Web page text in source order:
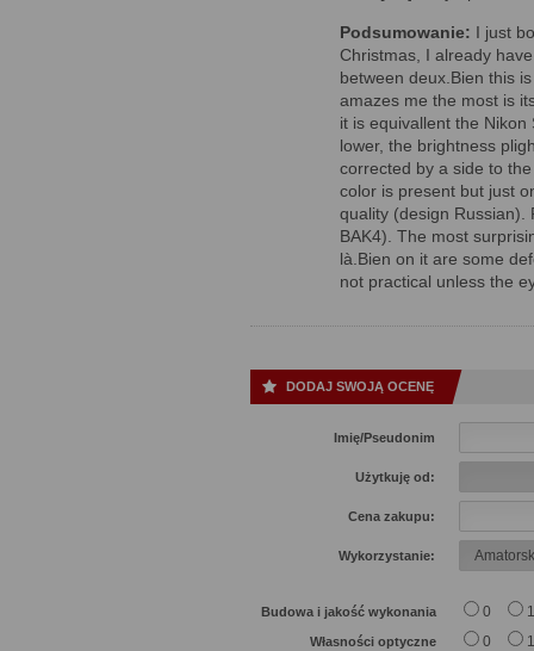
Podsumowanie: I just
Christmas, I already
between deux.Bien this
amazes me the most is
it is equivallent the
lower, the brightness
corrected by a side to
color is present but just
quality (design Russian).
BAK4). The most
là.Bien on it are some
not practical unless the
DODAJ SWOJĄ OCENĘ
Imię/Pseudonim
Użytkuję od:
Cena zakupu:
Wykorzystanie:
Budowa i jakość wykonania 0 1
Własności optyczne 0 1